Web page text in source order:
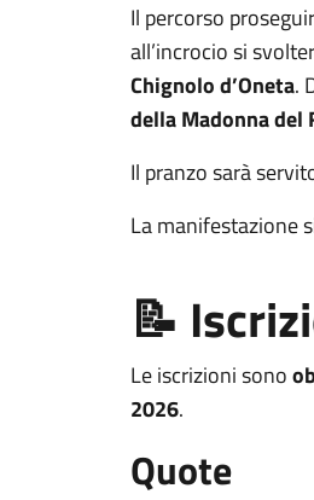
Il percorso
all’incrocio si
Chignolo d’Oneta.
della Madonna del
Il pranzo sarà
La manifestazione
📝
Le iscrizioni sono
2026.
Quote